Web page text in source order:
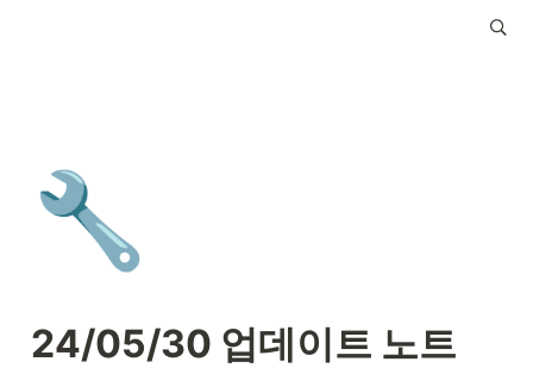
🔧
24/05/30 업데이트 노트